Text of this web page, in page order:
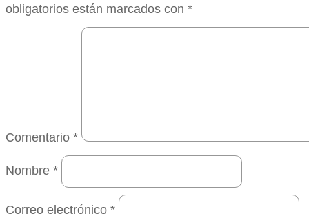
obligatorios están marcados con *
Comentario *
Nombre *
Correo electrónico *